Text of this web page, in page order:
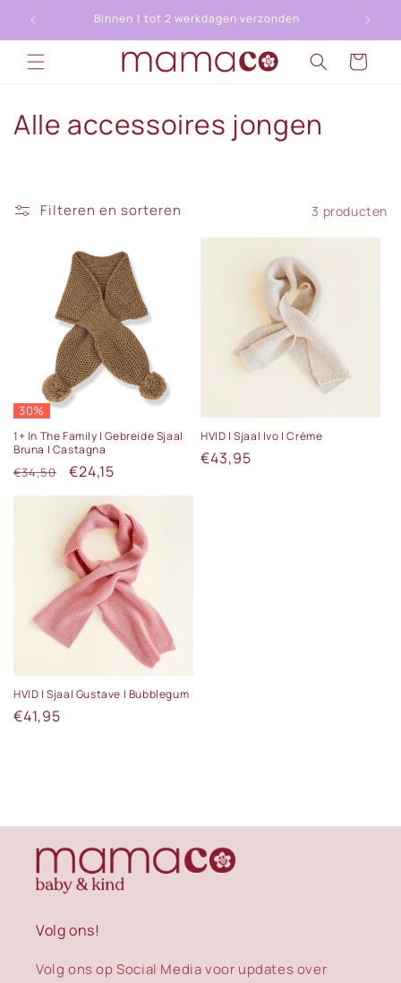
naar de
content
Binnen 1 tot 2 werkdagen verzonden
Winkelwagen
C
e
:
Alle accessoires jongen
Filteren en sorteren 3 producten
30%
1+ In The Family | Gebreide Sjaal
Bruna | Castagna
Normale
prijs
€34,50 Aanbiedingsprijs
€24,15
HVID | Sjaal Ivo | Crème
Normale
€43,95
HVID | Sjaal Gustave | Bubblegum
Normale
€41,95
Volg ons!
Volg ons op Social Media voor updates over